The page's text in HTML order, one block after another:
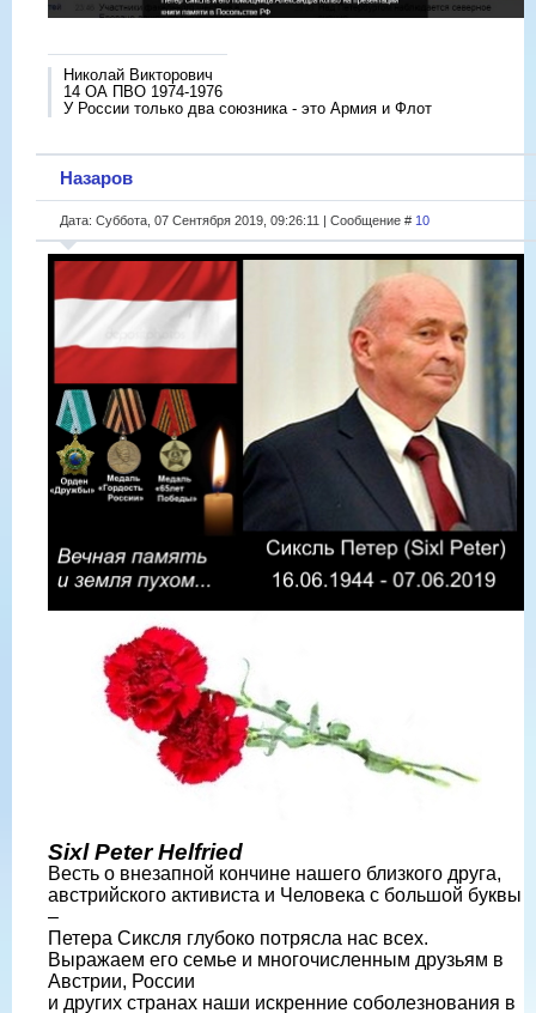
Николай Викторович
14 ОА ПВО 1974-1976
У России только два союзника - это Армия и Флот
Назаров
Дата: Суббота, 07 Сентября 2019, 09:26:11 | Сообщение # 10
Sixl Peter Helfried
Весть о внезапной кончине нашего близкого друга,
австрийского активиста и Человека с большой буквы
–
Петера Сиксля глубоко потрясла нас всех.
Выражаем его семье и многочисленным друзьям в
Австрии, России
и других странах наши искренние соболезнования в